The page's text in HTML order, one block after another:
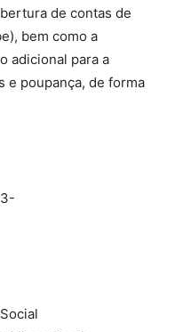
de contas de
bem como a
adicional para a
poupança, de forma